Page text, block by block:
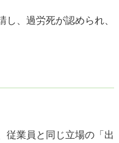
、過労死が認められ、
従業員と同じ立場の「出